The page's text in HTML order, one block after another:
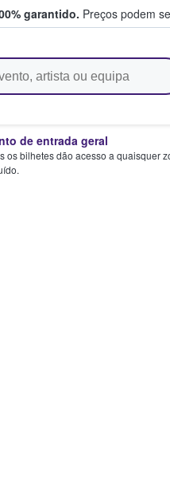
garantido. Preços podem
de entrada geral
os bilhetes dão acesso a quaisquer